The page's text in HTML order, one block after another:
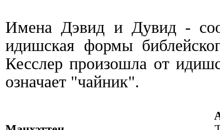
Имена Дэвид и Дувид -
идишская формы
Кесслер произошла от
означает "чайник".